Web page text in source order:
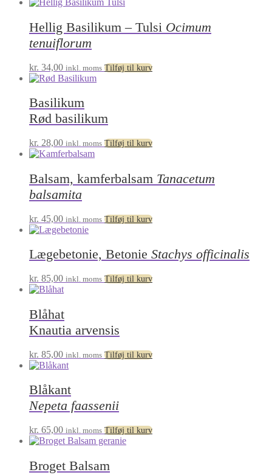
Hellig Basilikum – Tulsi Ocimum
tenuiflorum
kr. 34,00 inkl. moms Tilføj til kurv
Basilikum
Rød basilikum
kr. 28,00 inkl. moms Tilføj til kurv
Balsam, kamferbalsam Tanacetum
balsamita
kr. 45,00 inkl. moms Tilføj til kurv
Lægebetonie, Betonie Stachys officinalis
kr. 85,00 inkl. moms Tilføj til kurv
Blåhat
Knautia arvensis
kr. 85,00 inkl. moms Tilføj til kurv
Blåkant
Nepeta faassenii
kr. 65,00 inkl. moms Tilføj til kurv
Broget Balsam